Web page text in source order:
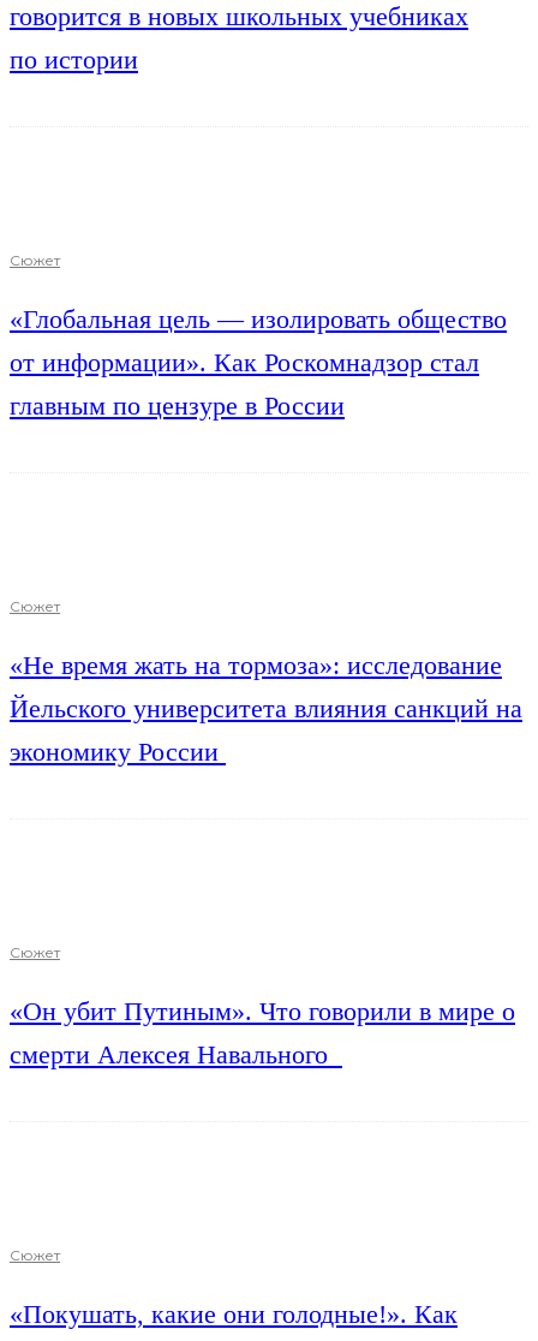
говорится в новых школьных учебниках
по истории
Сюжет
«Глобальная цель — изолировать общество
от информации». Как Роскомнадзор стал
главным по цензуре в России
Сюжет
«Не время жать на тормоза»: исследование
Йельского университета влияния санкций на
экономику России
Сюжет
«Он убит Путиным». Что говорили в мире о
смерти Алексея Навального
Сюжет
«Покушать, какие они голодные!». Как